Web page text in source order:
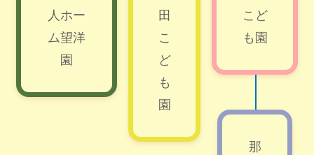
人ホー
ム望洋
園
田
こ
ど
も
園
こど
も園
那